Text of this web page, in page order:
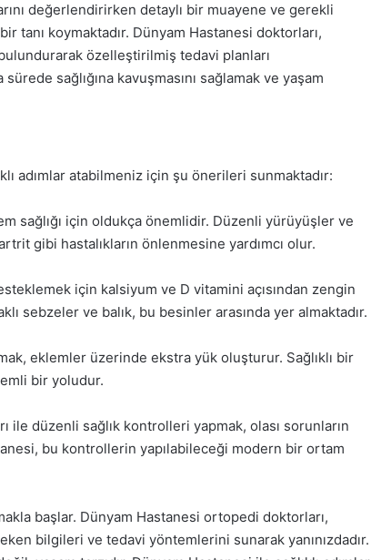
değerlendirirken detaylı bir muayene ve gerekli
koymaktadır. Dünyam Hastanesi doktorları,
özelleştirilmiş tedavi planları
sürede sağlığına kavuşmasını sağlamak ve yaşam
adımlar atabilmeniz için şu önerileri sunmaktadır:
sağlığı için oldukça önemlidir. Düzenli yürüyüşler ve
gibi hastalıkların önlenmesine yardımcı olur.
için kalsiyum ve D vitamini açısından zengin
sebzeler ve balık, bu besinler arasında yer almaktadır.
eklemler üzerinde ekstra yük oluşturur. Sağlıklı bir
bir yoludur.
düzenli sağlık kontrolleri yapmak, olası sorunların
bu kontrollerin yapılabileceği modern bir ortam
başlar. Dünyam Hastanesi ortopedi doktorları,
bilgileri ve tedavi yöntemlerini sunarak yanınızdadır.